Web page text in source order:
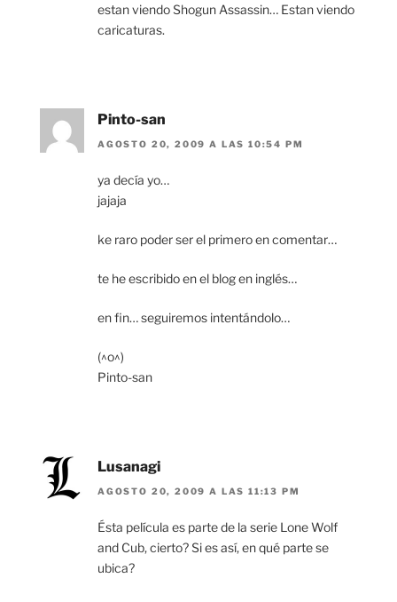
estan viendo Shogun Assassin… Estan viendo
caricaturas.
Pinto-san
AGOSTO 20, 2009 A LAS 10:54 PM
ya decía yo…
jajaja
ke raro poder ser el primero en comentar…
te he escribido en el blog en inglés…
en fin… seguiremos intentándolo…
(^o^)
Pinto-san
Lusanagi
AGOSTO 20, 2009 A LAS 11:13 PM
Ésta película es parte de la serie Lone Wolf
and Cub, cierto? Si es así, en qué parte se
ubica?